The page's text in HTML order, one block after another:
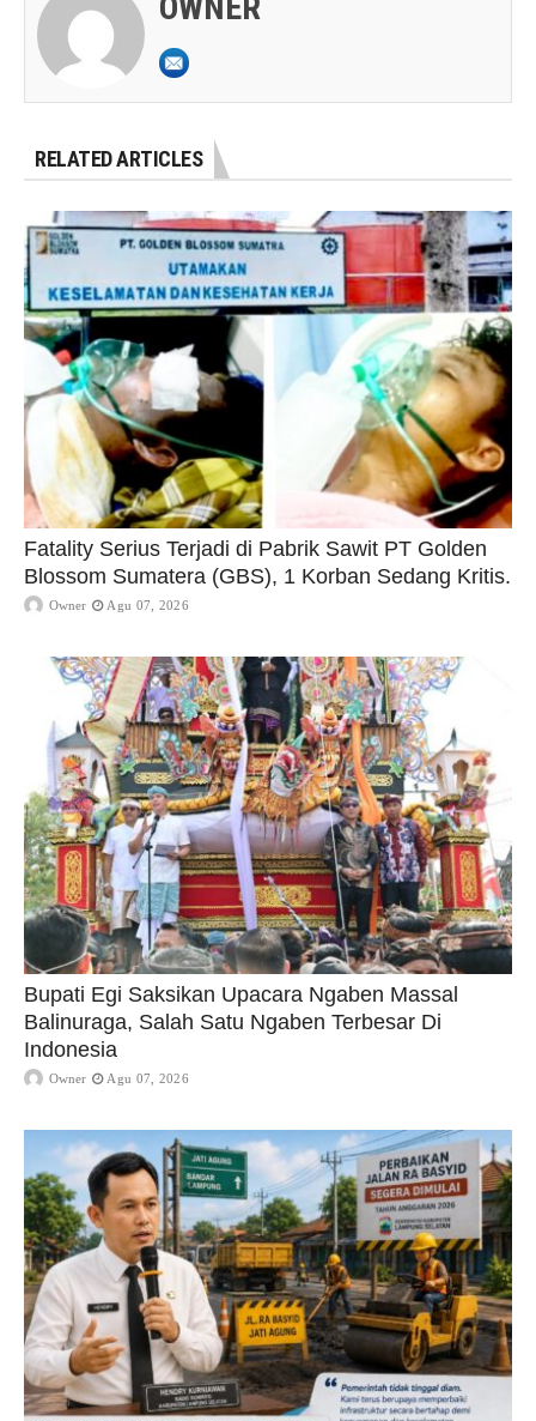
OWNER
RELATED ARTICLES
Fatality Serius Terjadi di Pabrik Sawit PT Golden
Blossom Sumatera (GBS), 1 Korban Sedang Kritis.
Owner Agu 07, 2026
Bupati Egi Saksikan Upacara Ngaben Massal
Balinuraga, Salah Satu Ngaben Terbesar Di
Indonesia
Owner Agu 07, 2026